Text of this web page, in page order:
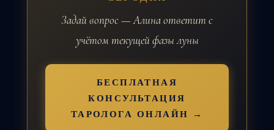
Задай вопрос — Алина ответит с
учётом текущей фазы луны
БЕСПЛАТНАЯ
КОНСУЛЬТАЦИЯ
ТАРОЛОГА ОНЛАЙН →